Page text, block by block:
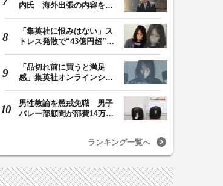
内氏 海外出張の内容を説
「集英社に恨みはない」ス
トレス発散で“43億円超”の
「品切れ前に買うと満足
感」集英社オンラインショ
男性教諭を懲戒免職 男子
バレー部顧問が部費14万円
ランキング一覧へ